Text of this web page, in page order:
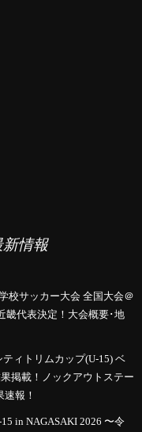
情報
校サッカー大会 全国大会＠
畿代表決定！大会概要･地
ィトリムカップ(U-15) ベ
掲載！ノックアウトステー
報！
in NAGASAKI 2026 〜令